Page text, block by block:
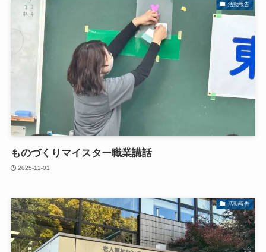
活動報告
ものづくりマイスター職業講話
2025-12-01
活動報告